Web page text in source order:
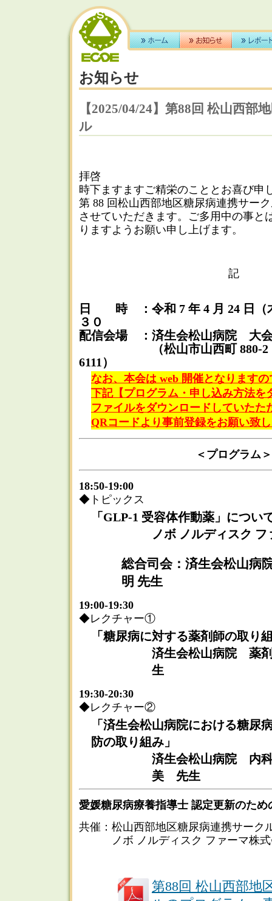
お知らせ
【2025/04/24】第88回 松山西部
ル
拝啓
時下ますますご精栄のこととお喜び申
第 88 回松山西部地区糖尿病連携サー
させていただきます。ご多用中の事と
りますようお願い申し上げます。
記
日 時 ：令和 7 年 4 月 24 日（
３０
配信会場 ：済生会松山病院 大
（松山市山西町 880-2
6111）
なお、本会は web 開催となります
下記【プログラム・申し込み方法を
ファイルをダウンロードしていたた
QRコードより事前登録をお願い致
＜プログラム＞
18:50-19:00
◆トピックス
「GLP-1 受容体作動薬」につい
ノボ ノルディスク
総合司会：済生会松山
明 先生
19:00-19:30
◆レクチャー①
「糖尿病に対する薬剤師の取り
済生会松山病院
生
19:30-20:30
◆レクチャー②
「済生会松山病院における糖尿
防の取り組み」
済生会松山病院
美 先生
愛媛糖尿病療養指導士 認定更新のため
共催：松山西部地区糖尿病連携サーク
ノボ ノルディスク ファーマ株式
第88回 松山西部地